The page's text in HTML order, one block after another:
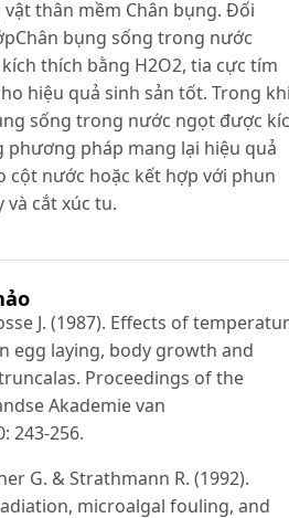
vật thân mềm Chân bụng. Đối
bụng sống trong nước
thích bằng H2O2, tia cực tím
hiệu quả sinh sản tốt. Trong
sống trong nước ngọt được
phương pháp mang lại hiệu quả
cột nước hoặc kết hợp với phun
cắt xúc tu.
J. (1987). Effects of
egg laying, body growth and
Proceedings of the
Akademie van
243-256.
G. & Strathmann R. (1992).
microalgal fouling, and